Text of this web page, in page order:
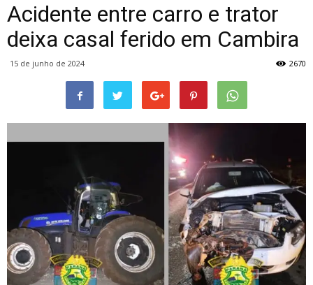
Acidente entre carro e trator
deixa casal ferido em Cambira
15 de junho de 2024 2670